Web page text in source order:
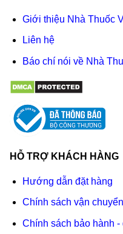
Giới thiệu Nhà Thuốc
Liên hệ
Báo chí nói về Nhà
HỖ TRỢ KHÁCH HÀNG
Hướng dẫn đặt hàng
Chính sách vận chuyển
Chính sách bảo hành -